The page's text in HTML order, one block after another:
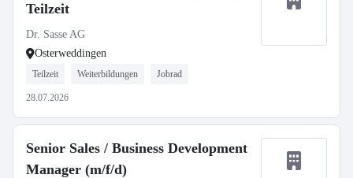
Teilzeit
Dr. Sasse AG
Osterweddingen
Teilzeit Weiterbildungen Jobrad
28.07.2026
Senior Sales / Business Development
Manager (m/f/d)